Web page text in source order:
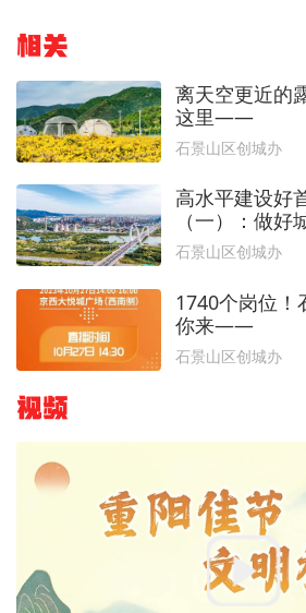
相关
离天空更近的
这里——
石景山区创城办
高水平建设好
（一）：做好
复兴之城
石景山区创城办
1740个岗位！
你来——
石景山区创城办
视频